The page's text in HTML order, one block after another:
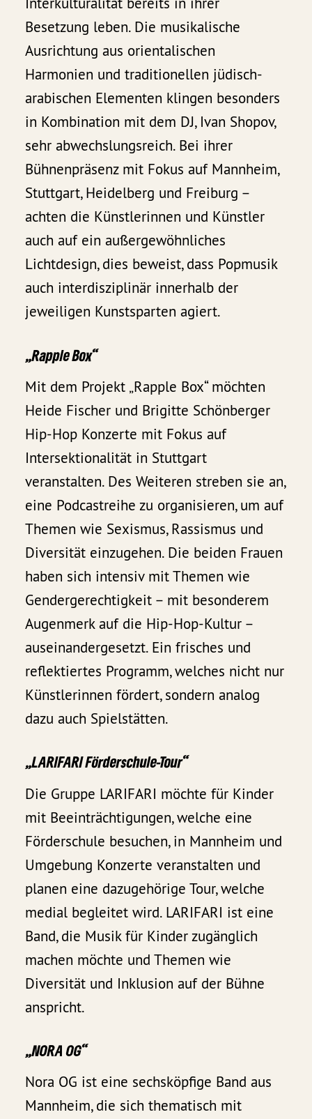
Besetzung leben. Die musikalische
Ausrichtung aus orientalischen
Harmonien und traditionellen jüdisch-
arabischen Elementen klingen besonders
in Kombination mit dem DJ, Ivan Shopov,
sehr abwechslungsreich. Bei ihrer
Bühnenpräsenz mit Fokus auf Mannheim,
Stuttgart, Heidelberg und Freiburg –
achten die Künstlerinnen und Künstler
auch auf ein außergewöhnliches
Lichtdesign, dies beweist, dass Popmusik
auch interdisziplinär innerhalb der
jeweiligen Kunstsparten agiert.
„Rapple Box“
Mit dem Projekt „Rapple Box“ möchten
Heide Fischer und Brigitte Schönberger
Hip-Hop Konzerte mit Fokus auf
Intersektionalität in Stuttgart
veranstalten. Des Weiteren streben sie an,
eine Podcastreihe zu organisieren, um auf
Themen wie Sexismus, Rassismus und
Diversität einzugehen. Die beiden Frauen
haben sich intensiv mit Themen wie
Gendergerechtigkeit – mit besonderem
Augenmerk auf die Hip-Hop-Kultur –
auseinandergesetzt. Ein frisches und
reflektiertes Programm, welches nicht nur
Künstlerinnen fördert, sondern analog
dazu auch Spielstätten.
„LARIFARI Förderschule-Tour“
Die Gruppe LARIFARI möchte für Kinder
mit Beeinträchtigungen, welche eine
Förderschule besuchen, in Mannheim und
Umgebung Konzerte veranstalten und
planen eine dazugehörige Tour, welche
medial begleitet wird. LARIFARI ist eine
Band, die Musik für Kinder zugänglich
machen möchte und Themen wie
Diversität und Inklusion auf der Bühne
anspricht.
„NORA OG“
Nora OG ist eine sechsköpfige Band aus
Mannheim, die sich thematisch mit